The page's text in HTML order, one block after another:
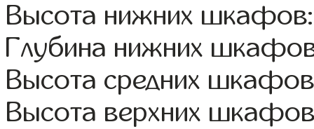
Высота нижних
Глубина нижних
Высота средних
Высота верхних